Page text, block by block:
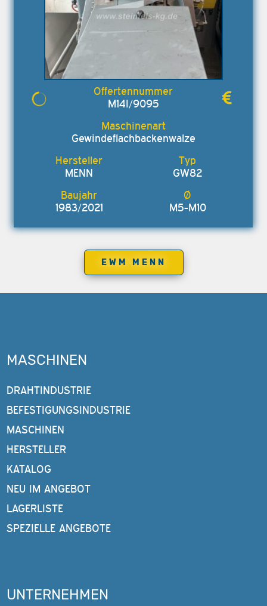
M14I/9095
Gewindeflachbackenwalze
MENN GW82
1983/2021 M5-M10
EWM MENN
MASCHINEN
DRAHTINDUSTRIE
BEFESTIGUNGSINDUSTRIE
MASCHINEN
HERSTELLER
KATALOG
NEU IM ANGEBOT
LAGERLISTE
SPEZIELLE ANGEBOTE
UNTERNEHMEN